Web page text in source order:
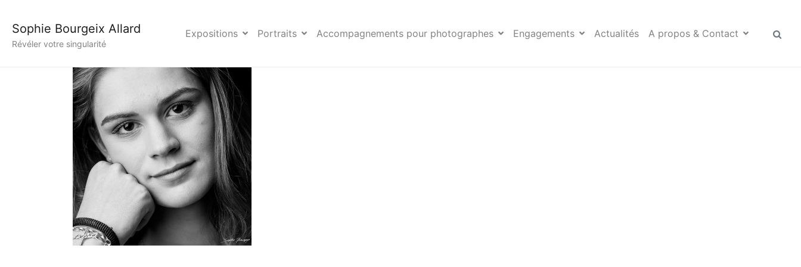
Sophie Bourgeix Allard
Révéler votre singularité
Expositions Portraits Accompagnements pour photographes Engagements Actualités A propos & Contact
Photo Podium Agency Aix en provence12